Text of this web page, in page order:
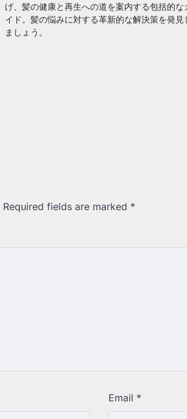
げ、髪の健康と再生への道を案内する包括的な
イド。髪の悩みに対する革新的な解決策を発見
ましょう。
Required fields are marked *
Email *